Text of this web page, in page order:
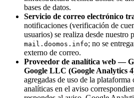
bases de datos.
Servicio de correo electrónico
notificaciones (verificación de
usuarios) se realiza desde nuestro
mail.doomos.info; no se
externo de correo.
Proveedor de analítica web —
Google LLC (Google Analytics
agregadas de uso de la plataforma
analíticas en el aviso